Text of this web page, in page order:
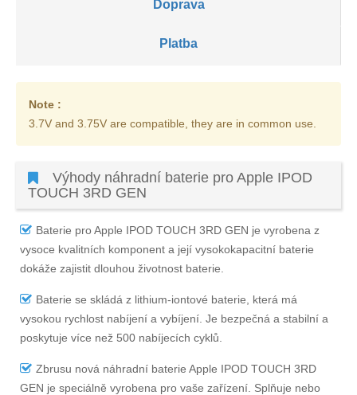
Doprava
Platba
Note :
3.7V and 3.75V are compatible, they are in common use.
Výhody náhradní baterie pro Apple IPOD
TOUCH 3RD GEN
Baterie pro Apple IPOD TOUCH 3RD GEN je vyrobena z
vysoce kvalitních komponent a její vysokokapacitní baterie
dokáže zajistit dlouhou životnost baterie.
Baterie se skládá z lithium-iontové baterie, která má
vysokou rychlost nabíjení a vybíjení. Je bezpečná a stabilní a
poskytuje více než 500 nabíjecích cyklů.
Zbrusu nová náhradní baterie Apple IPOD TOUCH 3RD
GEN je speciálně vyrobena pro vaše zařízení. Splňuje nebo